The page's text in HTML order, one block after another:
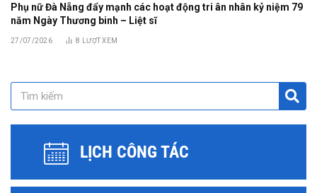
Phụ nữ Đà Nẵng đẩy mạnh các hoạt động tri ân nhân kỷ niệm 79
năm Ngày Thương binh – Liệt sĩ
27/07/2026 8 LƯỢT XEM
LỊCH CÔNG TÁC